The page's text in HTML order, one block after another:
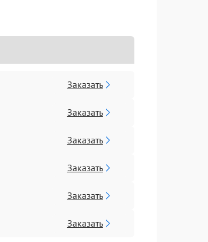
Заказать
Заказать
Заказать
Заказать
Заказать
Заказать